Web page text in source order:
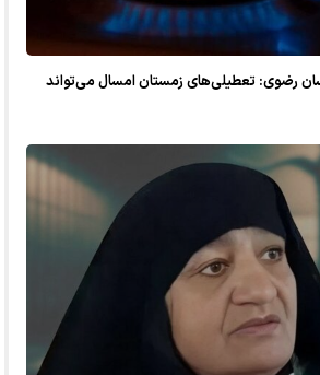
رضوی: تعطیلی‌های زمستان امسال می‌تواند